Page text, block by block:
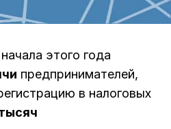
этого года
предпринимателей,
в налоговых